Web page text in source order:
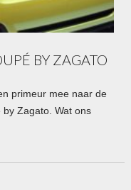
BY ZAGATO
primeur mee naar de
Zagato. Wat ons